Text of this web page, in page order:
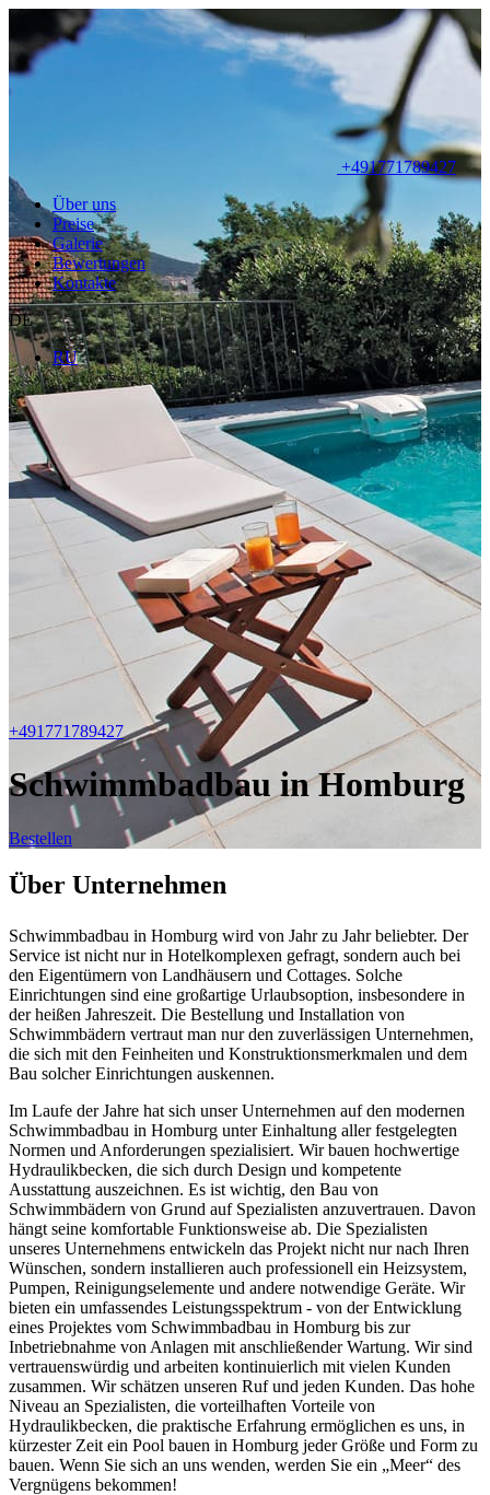
+491771789427
Über uns
Preise
Galerie
Bewertungen
Kontakte
DE
RU
+491771789427
Schwimmbadbau in Homburg
Bestellen
Über Unternehmen
Schwimmbadbau in Homburg wird von Jahr zu Jahr beliebter. Der
Service ist nicht nur in Hotelkomplexen gefragt, sondern auch bei
den Eigentümern von Landhäusern und Cottages. Solche
Einrichtungen sind eine großartige Urlaubsoption, insbesondere in
der heißen Jahreszeit. Die Bestellung und Installation von
Schwimmbädern vertraut man nur den zuverlässigen Unternehmen,
die sich mit den Feinheiten und Konstruktionsmerkmalen und dem
Bau solcher Einrichtungen auskennen.
Im Laufe der Jahre hat sich unser Unternehmen auf den modernen
Schwimmbadbau in Homburg unter Einhaltung aller festgelegten
Normen und Anforderungen spezialisiert. Wir bauen hochwertige
Hydraulikbecken, die sich durch Design und kompetente
Ausstattung auszeichnen. Es ist wichtig, den Bau von
Schwimmbädern von Grund auf Spezialisten anzuvertrauen. Davon
hängt seine komfortable Funktionsweise ab. Die Spezialisten
unseres Unternehmens entwickeln das Projekt nicht nur nach Ihren
Wünschen, sondern installieren auch professionell ein Heizsystem,
Pumpen, Reinigungselemente und andere notwendige Geräte. Wir
bieten ein umfassendes Leistungsspektrum - von der Entwicklung
eines Projektes vom Schwimmbadbau in Homburg bis zur
Inbetriebnahme von Anlagen mit anschließender Wartung. Wir sind
vertrauenswürdig und arbeiten kontinuierlich mit vielen Kunden
zusammen. Wir schätzen unseren Ruf und jeden Kunden. Das hohe
Niveau an Spezialisten, die vorteilhaften Vorteile von
Hydraulikbecken, die praktische Erfahrung ermöglichen es uns, in
kürzester Zeit ein Pool bauen in Homburg jeder Größe und Form zu
bauen. Wenn Sie sich an uns wenden, werden Sie ein „Meer“ des
Vergnügens bekommen!